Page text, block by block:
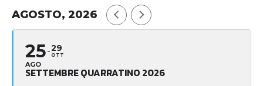
AGOSTO, 2026
25
AGO
29
OTT
SETTEMBRE QUARRATINO 2026